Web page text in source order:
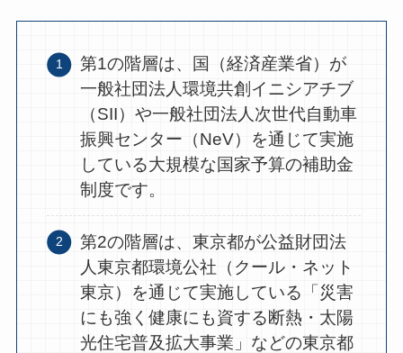
第1の階層は、国（経済産業省）が
一般社団法人環境共創イニシアチブ
（SII）や一般社団法人次世代自動車
振興センター（NeV）を通じて実施
している大規模な国家予算の補助金
制度です。
第2の階層は、東京都が公益財団法
人東京都環境公社（クール・ネット
東京）を通じて実施している「災害
にも強く健康にも資する断熱・太陽
光住宅普及拡大事業」などの東京都